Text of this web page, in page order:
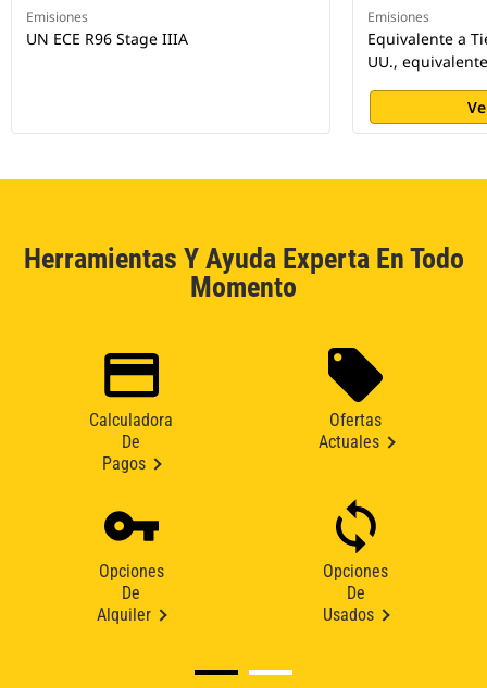
Emisiones
UN ECE R96 Stage IIIA
Emisiones
Equivalente a
UU.,
Herramientas Y Ayuda Experta En Todo
Momento
Calculadora
De
Pagos
Ofertas
Actuales
Opciones
De
Alquiler
Opciones
De
Usados